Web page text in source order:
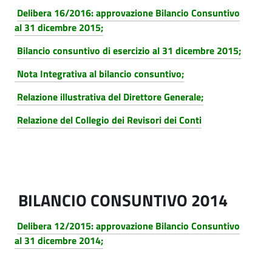
Delibera 16/2016: approvazione Bilancio Consuntivo
al 31 dicembre 2015;
Bilancio consuntivo di esercizio al 31 dicembre 2015;
Nota Integrativa al bilancio consuntivo;
Relazione illustrativa del Direttore Generale;
Relazione del Collegio dei Revisori dei Conti
BILANCIO CONSUNTIVO 2014
Delibera 12/2015: approvazione Bilancio Consuntivo
al 31 dicembre 2014;